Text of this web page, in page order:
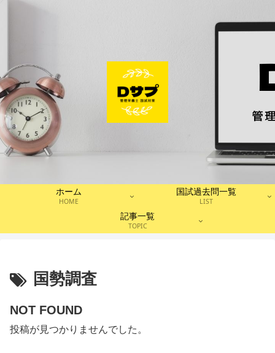
ホーム
HOME
国試過去問一覧
LIST
記事一覧
TOPIC
国勢調査
NOT FOUND
投稿が見つかりませんでした。